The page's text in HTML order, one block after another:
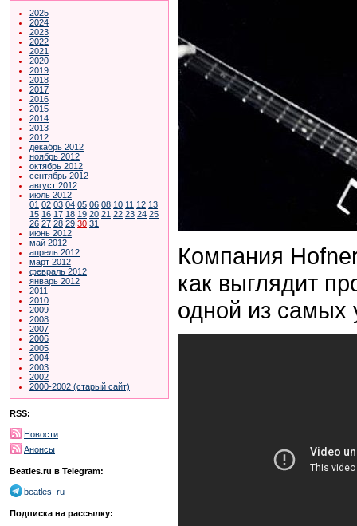
2025
2024
2023
2022
2021
2020
2019
2018
2017
2016
2015
2014
2013
2012
декабрь 2012
ноябрь 2012
октябрь 2012
сентябрь 2012
август 2012
июль 2012
01 02 03 04 05 06 08 10 11 12 13
15 16 17 18 19 20 21 22 23 24 25
26 27 28 29 30 31
июнь 2012
май 2012
апрель 2012
март 2012
февраль 2012
январь 2012
2011
2010
2009
2008
2007
2006
2005
2004
2003
2002
2000-2002 (старый сайт)
RSS:
Новости
Анонсы
Beatles.ru в Telegram:
beatles_ru
Подписка на рассылку:
Компания
как выглядит
одной из самых